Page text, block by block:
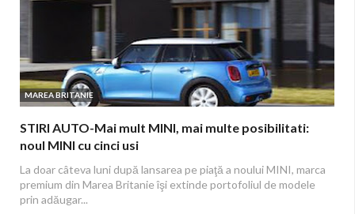
MAREA BRITANIE
STIRI AUTO-Mai mult MINI, mai multe posibilitati:
noul MINI cu cinci usi
La doar câteva luni după lansarea pe piaţă a noului MINI, marca
premium din Marea Britanie îşi extinde portofoliul de modele
prin adăugar...